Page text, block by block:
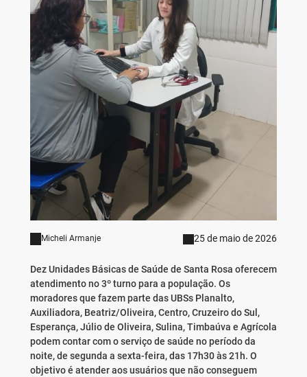
Micheli Armanje 25 de maio de 2026
Dez Unidades Básicas de Saúde de Santa Rosa oferecem
atendimento no 3º turno para a população. Os
moradores que fazem parte das UBSs Planalto,
Auxiliadora, Beatriz/Oliveira, Centro, Cruzeiro do Sul,
Esperança, Júlio de Oliveira, Sulina, Timbaúva e Agrícola
podem contar com o serviço de saúde no período da
noite, de segunda a sexta-feira, das 17h30 às 21h. O
objetivo é atender aos usuários que não conseguem